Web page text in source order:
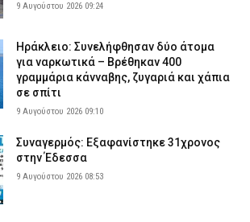
9 Αυγούστου 2026 09:24
Ηράκλειο: Συνελήφθησαν δύο άτομα
για ναρκωτικά – Βρέθηκαν 400
γραμμάρια κάνναβης, ζυγαριά και χάπια
σε σπίτι
9 Αυγούστου 2026 09:10
Συναγερμός: Εξαφανίστηκε 31χρονος
στην Έδεσσα
9 Αυγούστου 2026 08:53